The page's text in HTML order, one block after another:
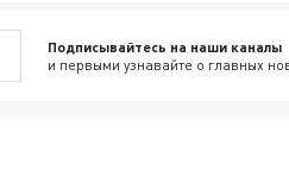
Подписывайтесь на наши каналы
и первыми узнавайте о главных